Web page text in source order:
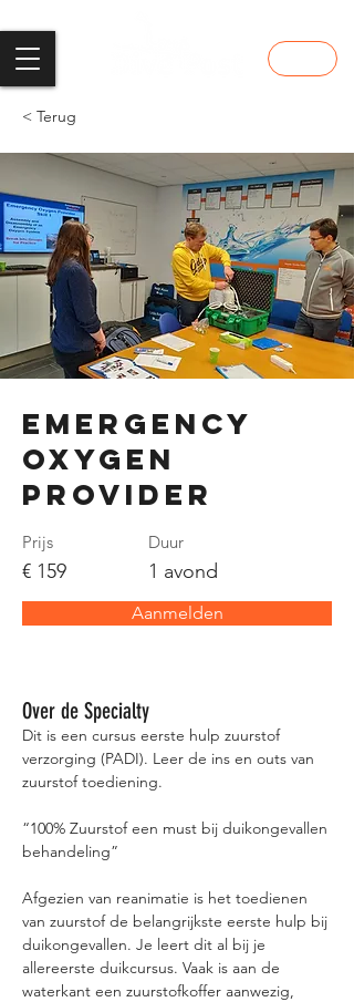
< Terug
Emergency
Oxygen
Provider
Prijs
€ 159
Duur
1 avond
Aanmelden
Over de Specialty
Dit is een cursus eerste hulp zuurstof
verzorging (PADI). Leer de ins en outs van
zuurstof toediening.
“100% Zuurstof een must bij duikongevallen
behandeling”
Afgezien van reanimatie is het toedienen
van zuurstof de belangrijkste eerste hulp bij
duikongevallen. Je leert dit al bij je
allereerste duikcursus. Vaak is aan de
waterkant een zuurstofkoffer aanwezig,